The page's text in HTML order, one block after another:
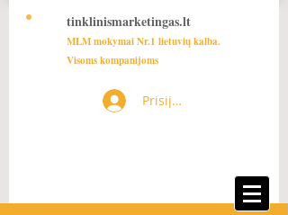
tinklinismarketingas.lt
MLM mokymai Nr.1 lietuvių kalba.
Visoms kompanijoms
Prisijungti